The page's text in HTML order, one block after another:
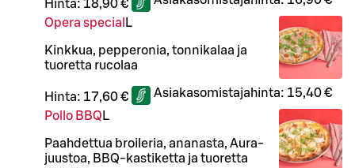
Hinta: 18,90 €
Opera special L
Kinkkua, pepperonia, tonnikalaa ja
tuoretta rucolaa
Hinta: 17,60 € Asiakasomistajahinta: 15,40 €
Pollo BBQ L
Paahdettua broileria, ananasta, Aura-
juustoa, BBQ-kastiketta ja tuoretta